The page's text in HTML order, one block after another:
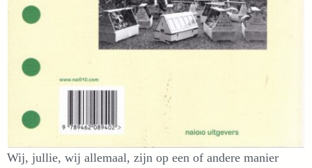
Wij, jullie, wij allemaal, zijn op een of andere manier